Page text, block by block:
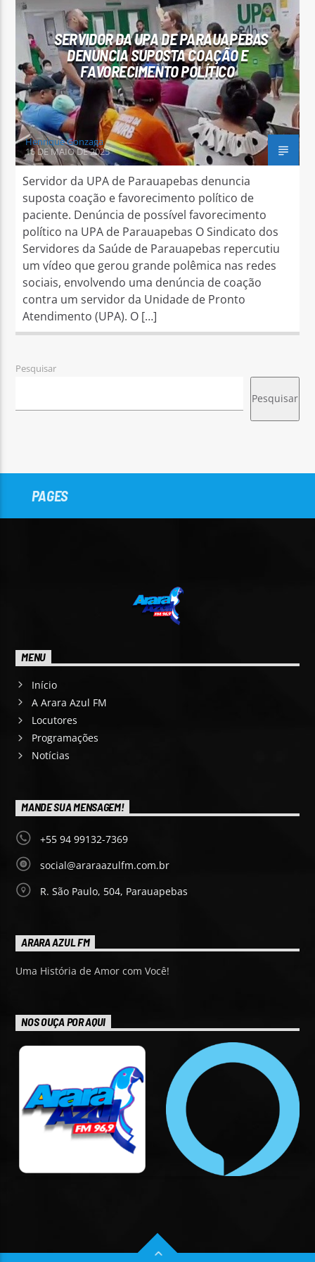
Arara Azul FM
SERVIDOR DA UPA DE PARAUAPEBAS
DENUNCIA SUPOSTA COAÇÃO E
FAVORECIMENTO POLÍTICO
Henrique Gonzaga
16 DE MAIO DE 2025
Servidor da UPA de Parauapebas denuncia
suposta coação e favorecimento político de
paciente. Denúncia de possível favorecimento
político na UPA de Parauapebas O Sindicato dos
Servidores da Saúde de Parauapebas repercutiu
um vídeo que gerou grande polêmica nas redes
sociais, envolvendo uma denúncia de coação
contra um servidor da Unidade de Pronto
Atendimento (UPA). O […]
Pesquisar
Pesquisar
PAGES
MENU
Início
A Arara Azul FM
Locutores
Programações
Notícias
MANDE SUA MENSAGEM!
+55 94 99132-7369
social@araraazulfm.com.br
R. São Paulo, 504, Parauapebas
ARARA AZUL FM
Uma História de Amor com Você!
NOS OUÇA POR AQUI